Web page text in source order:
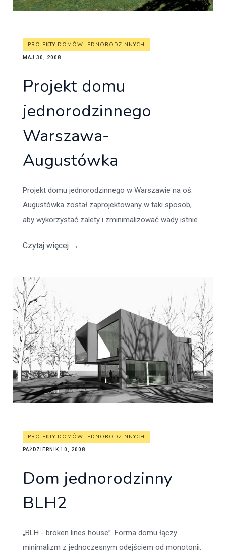
PROJEKTY DOMÓW JEDNORODZINNYCH
MAJ 30, 2008
Projekt domu
jednorodzinnego
Warszawa-
Augustówka
Projekt domu jednorodzinnego w Warszawie na oś.
Augustówka został zaprojektowany w taki sposob,
aby wykorzystać zalety i zminimalizować wady istnie...
Czytaj więcej →
PROJEKTY DOMÓW JEDNORODZINNYCH
PAŹDZIERNIK 10, 2008
Dom jednorodzinny
BLH2
„BLH - broken lines house”. Forma domu łączy
minimalizm z jednoczesnym odejściem od monotonii.